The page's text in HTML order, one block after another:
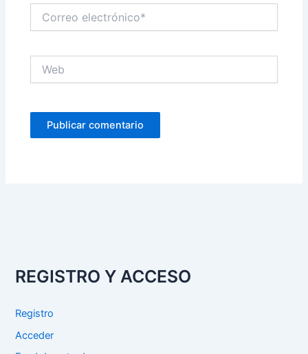
electrónico*
REGISTRO Y ACCESO
Registro
Acceder